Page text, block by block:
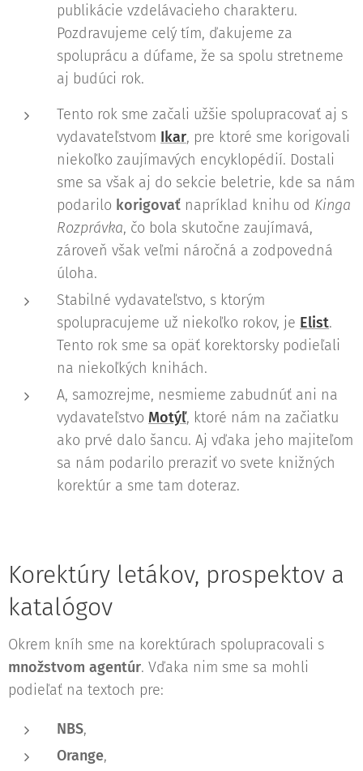
publikácie vzdelávacieho charakteru.
Pozdravujeme celý tím, ďakujeme za
spoluprácu a dúfame, že sa spolu stretneme
aj budúci rok.
Tento rok sme začali užšie spolupracovať aj s
vydavateľstvom Ikar, pre ktoré sme korigovali
niekoľko zaujímavých encyklopédií. Dostali
sme sa však aj do sekcie beletrie, kde sa nám
podarilo korigovať napríklad knihu od Kinga
Rozprávka, čo bola skutočne zaujímavá,
zároveň však veľmi náročná a zodpovedná
úloha.
Stabilné vydavateľstvo, s ktorým
spolupracujeme už niekoľko rokov, je Elist.
Tento rok sme sa opäť korektorsky podieľali
na niekoľkých knihách.
A, samozrejme, nesmieme zabudnúť ani na
vydavateľstvo Motýľ, ktoré nám na začiatku
ako prvé dalo šancu. Aj vďaka jeho majiteľom
sa nám podarilo preraziť vo svete knižných
korektúr a sme tam doteraz.
Korektúry letákov, prospektov a
katalógov
Okrem kníh sme na korektúrach spolupracovali s
množstvom agentúr. Vďaka nim sme sa mohli
podieľať na textoch pre:
NBS,
Orange,